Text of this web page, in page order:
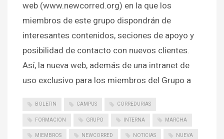
web (www.newcorred.org) en la que los
miembros de este grupo dispondrán de
interesantes contenidos, seciones de apoyo y
posibilidad de contacto con nuevos clientes.
Así, la nueva web, además de una intranet de
uso exclusivo para los miembros del Grupo a
BOLETIN CAMPUS CORREDURIAS
FORMACION GRUPO INTERNA MARCHA
MIEMBROS NEWCORRED NOTICIAS NUEVA